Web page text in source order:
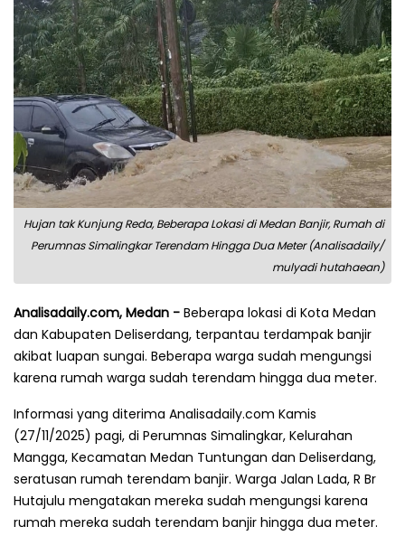
Hujan tak Kunjung Reda, Beberapa Lokasi di Medan Banjir, Rumah di
Perumnas Simalingkar Terendam Hingga Dua Meter (Analisadaily/
mulyadi hutahaean)
Analisadaily.com, Medan - Beberapa lokasi di Kota Medan
dan Kabupaten Deliserdang, terpantau terdampak banjir
akibat luapan sungai. Beberapa warga sudah mengungsi
karena rumah warga sudah terendam hingga dua meter.
Informasi yang diterima Analisadaily.com Kamis
(27/11/2025) pagi, di Perumnas Simalingkar, Kelurahan
Mangga, Kecamatan Medan Tuntungan dan Deliserdang,
seratusan rumah terendam banjir. Warga Jalan Lada, R Br
Hutajulu mengatakan mereka sudah mengungsi karena
rumah mereka sudah terendam banjir hingga dua meter.